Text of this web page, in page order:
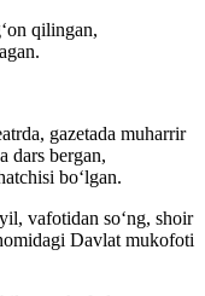
qilingan,
gazetada muharrir
dars bergan,
bo‘lgan.
vafotidan so‘ng, shoir
Davlat mukofoti